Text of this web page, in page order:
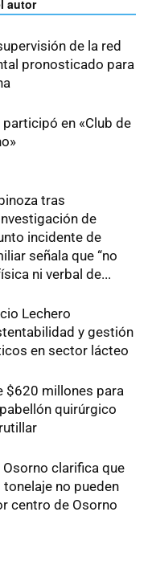
autor
de la red
pronosticado para
participó en «Club de
tras
de
incidente de
señala que “no
ni verbal de...
Lechero
y gestión
en sector lácteo
$620 millones para
quirúrgico
clarifica que
no pueden
centro de Osorno